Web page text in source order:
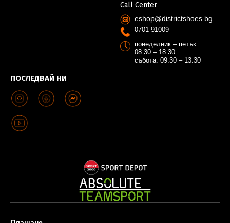
ПОСЛЕДВАЙ НИ
Call Center
eshop@districtshoes.bg
0701 91009
понеделник – петък:
08:30 – 18:30
събота: 09:30 – 13:30